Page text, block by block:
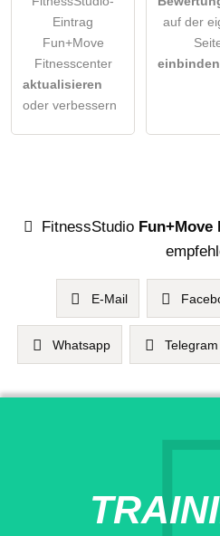
Eintrag
Fun+Move
Fitnesscenter
aktualisieren
oder verbessern
auf der
einbinden
FitnessStudio Fun+Move
E-Mail
Whatsapp Telegram